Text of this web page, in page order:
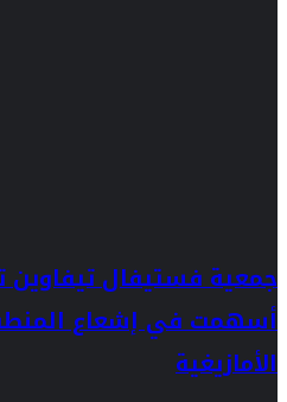
جمعية فستيفال
أسهمت في إشعاع
الأمازيغية